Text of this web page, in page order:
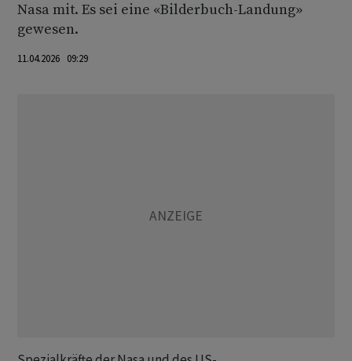
Nasa mit. Es sei eine «Bilderbuch-Landung»
gewesen.
11.04.2026 09:29